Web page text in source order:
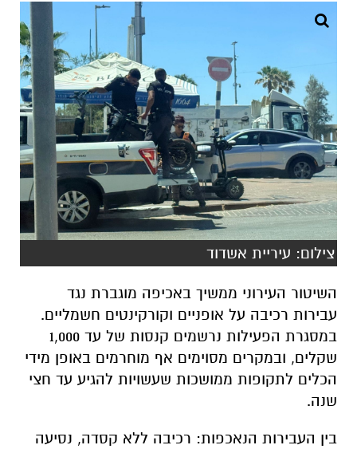
צילום: עיריית אשדוד
השיטור העירוני ממשיך באכיפה מוגברת נגד
עבירות רכיבה על אופניים וקורקינטים חשמליים.
במסגרת הפעילות נרשמים קנסות של עד 1,000
שקלים, ובמקרים מסוימים אף מוחרמים באופן מידי
הכלים לתקופות ממושכות שעשויות להגיע עד חצי
שנה.
בין העבירות הנאכפות: רכיבה ללא קסדה, נסיעה